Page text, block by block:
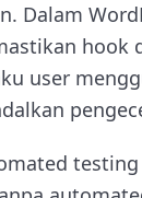
Dalam
user